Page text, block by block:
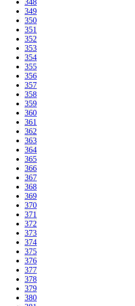
348
349
350
351
352
353
354
355
356
357
358
359
360
361
362
363
364
365
366
367
368
369
370
371
372
373
374
375
376
377
378
379
380